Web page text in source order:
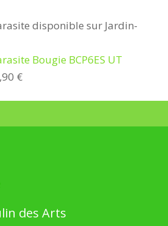
disponible sur Jardin-
Bougie BCP6ES UT
€
des Arts